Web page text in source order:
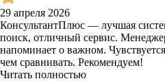
29 апреля 2026
КонсультантПлюс — лучшая
поиск, отличный сервис.
напоминает о важном.
чем сравнивать. Рекомендуем!
Читать полностью